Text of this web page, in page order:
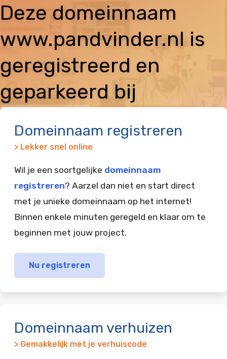
Deze domeinnaam
www.pandvinder.nl is
geregistreerd en
geparkeerd bij
Domeinnaam registreren
> Lekker snel online
Wil je een soortgelijke domeinnaam
registreren? Aarzel dan niet en start direct
met je unieke domeinnaam op het internet!
Binnen enkele minuten geregeld en klaar om te
beginnen met jouw project.
Nu registreren
Domeinnaam verhuizen
> Gemakkelijk met je verhuiscode